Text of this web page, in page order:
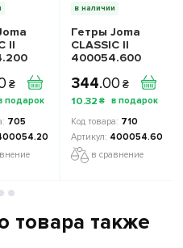
II
₴
705
в наличии
Гетры Joma
CLASSIC II
400054.600
344.00 ₴
10.32 ₴
710
400054.600
в сравнение
товара также